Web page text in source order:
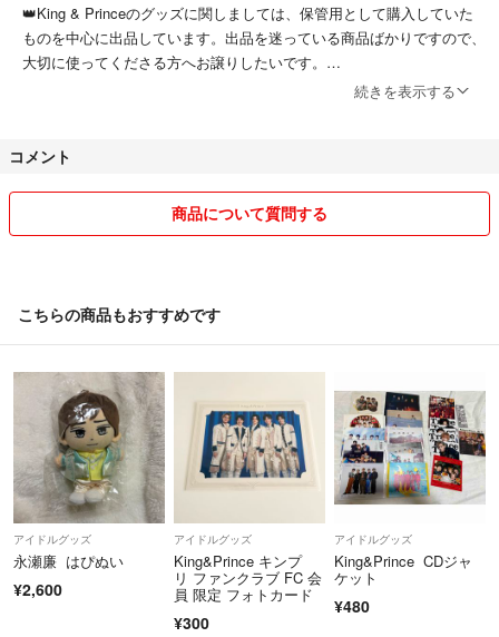
👑King & Princeのグッズに関しましては、保管用として購入していた
ものを中心に出品しています。出品を迷っている商品ばかりですので、
大切に使ってくださる方へお譲りしたいです。
いです。
※複数点の購入をご希望の場合は、事前にコメントをください。まとめ
て商品ページをお作りいたします。
※ご購入後の返品、交換、キャンセルはご遠慮くださいませ。
ますが、ご了承くださいませ。
※新品未使用の商品は、取扱素人の自宅保管となりますので、気になる
方はご遠慮くださいませ。
また、店頭陳列商品の性質上パッケージに傷や擦れがある場合がござい
ます。完璧な商品をお求めの方はご購入をお控え下さい。
※沖縄からの発送になるので、発送後も商品到着までお時間いただいて
おります。
※単品購入でのお値引き交渉はご遠慮くださいませ。
続きを表示する
コメント
商品について質問する
こちらの商品もおすすめです
アイドルグッズ
永瀬廉 はぴぬい
¥2,600
アイドルグッズ
King&Prince キンプ
リ ファンクラブ FC 会
員 限定 フォトカード
¥300
アイドルグッズ
King&Prince CDジャ
ケット
¥480